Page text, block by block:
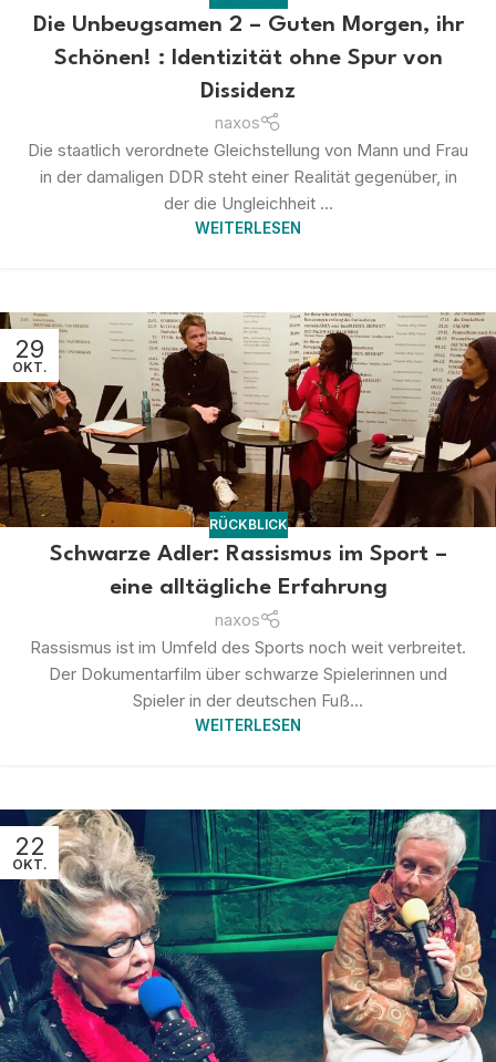
Die Unbeugsamen 2 – Guten Morgen, ihr
Schönen! : Identizität ohne Spur von
Dissidenz
naxos
Die staatlich verordnete Gleichstellung von Mann und Frau
in der damaligen DDR steht einer Realität gegenüber, in
der die Ungleichheit ...
WEITERLESEN
29
OKT.
RÜCKBLICK
Schwarze Adler: Rassismus im Sport –
eine alltägliche Erfahrung
naxos
Rassismus ist im Umfeld des Sports noch weit verbreitet.
Der Dokumentarfilm über schwarze Spielerinnen und
Spieler in der deutschen Fuß...
WEITERLESEN
22
OKT.